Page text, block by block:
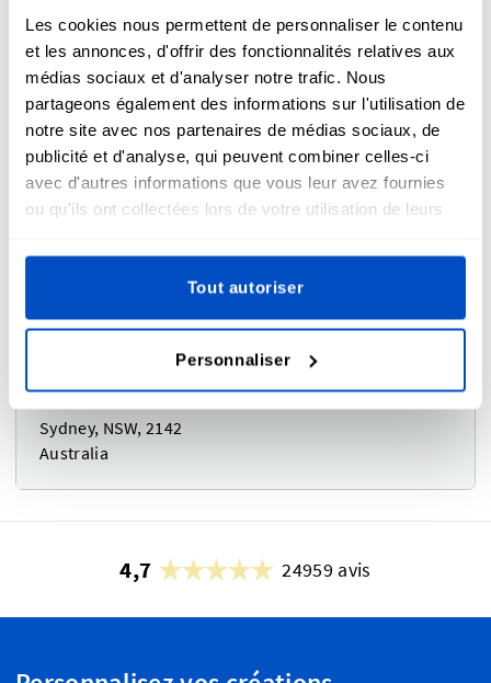
Les cookies nous permettent de personnaliser le contenu
et les annonces, d'offrir des fonctionnalités relatives aux
médias sociaux et d'analyser notre trafic. Nous
partageons également des informations sur l'utilisation de
notre site avec nos partenaires de médias sociaux, de
publicité et d'analyse, qui peuvent combiner celles-ci
avec d'autres informations que vous leur avez fournies
ou qu'ils ont collectées lors de votre utilisation de leurs
Tout autoriser
Personnaliser
Bezos c/o Ogden Fulfilment Limited
Unit 2, Acre Park, Dalton Lane
Keighley, BD21 4JH
United Kingdom
Australie ou Nouvelle-Zélande
Coghlan Sydney - DLS
Sydney, NSW, 2142
Australia
4,7 24959 avis